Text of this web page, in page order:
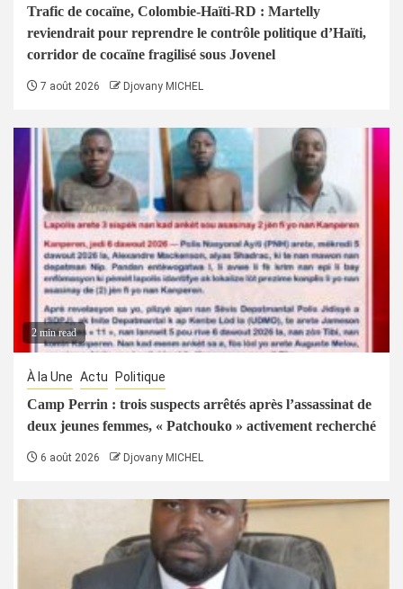
Trafic de cocaïne, Colombie-Haïti-RD : Martelly
reviendrait pour reprendre le contrôle politique d’Haïti,
corridor de cocaïne fragilisé sous Jovenel
7 août 2026 Djovany MICHEL
2 min read
À la Une Actu Politique
Camp Perrin : trois suspects arrêtés après l’assassinat de
deux jeunes femmes, « Patchouko » activement recherché
6 août 2026 Djovany MICHEL